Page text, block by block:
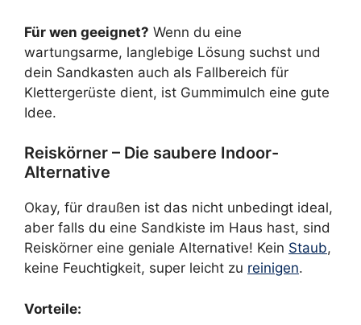
Für wen geeignet? Wenn du eine
wartungsarme, langlebige Lösung suchst und
dein Sandkasten auch als Fallbereich für
Klettergerüste dient, ist Gummimulch eine gute
Idee.
Reiskörner – Die saubere Indoor-
Alternative
Okay, für draußen ist das nicht unbedingt ideal,
aber falls du eine Sandkiste im Haus hast, sind
Reiskörner eine geniale Alternative! Kein Staub,
keine Feuchtigkeit, super leicht zu reinigen.
Vorteile: